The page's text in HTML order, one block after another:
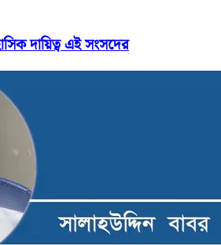
দায়িত্ব এই সংসদের